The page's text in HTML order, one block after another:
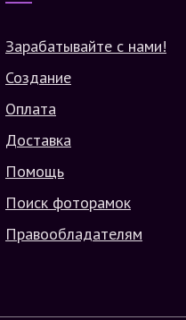
Зарабатывайте с нами!
Создание
Оплата
Доставка
Помощь
Поиск фоторамок
Правообладателям